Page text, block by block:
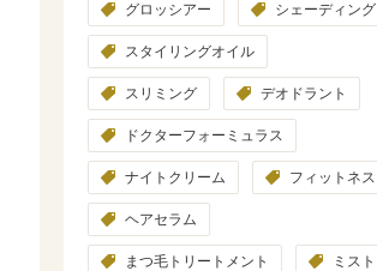
グロッシアー シェーディング
スタイリングオイル
スリミング デオドラント
ドクターフォーミュラス
ナイトクリーム フィットネス
ヘアセラム
まつ毛トリートメント ミスト